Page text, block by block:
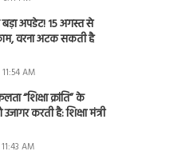
बड़ा अपडेट! 15 अगस्त से
वरना अटक सकती है
AM
“शिक्षा क्रांति” के
करती है: शिक्षा मंत्री
AM